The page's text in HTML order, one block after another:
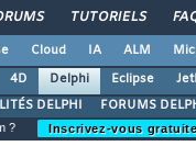
TUTORIELS
Cloud IA ALM
4D Delphi Eclipse
DELPHI
FORUMS
?
Inscrivez-vous